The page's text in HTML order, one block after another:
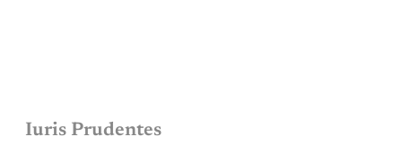
Iuris Prudentes